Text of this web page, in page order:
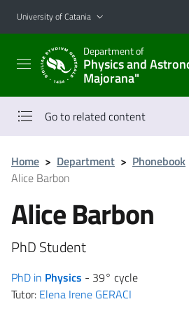
Go to main content
Go to navigation menu
University of Catania
Department of
Physics and
Majorana"
Go to related content
Home > Department > Phonebook
Alice Barbon
Alice Barbon
PhD Student
PhD in Physics - 39° cycle
Tutor: Elena Irene GERACI